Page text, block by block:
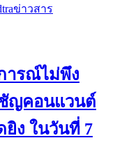
ข่าวสาร
ารณ์ไม่พึง
ชัญคอนแวนต์
ง ในวันที่ 7